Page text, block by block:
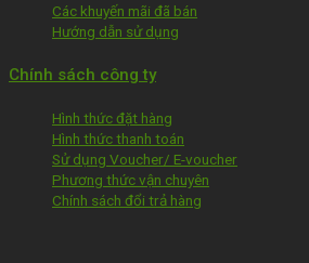
Các khuyến mãi đã bán
Hướng dẫn sử dụng
Chính sách công ty
Hình thức đặt hàng
Hình thức thanh toán
Sử dụng Voucher/ E-voucher
Phương thức vận chuyên
Chính sách đổi trả hàng